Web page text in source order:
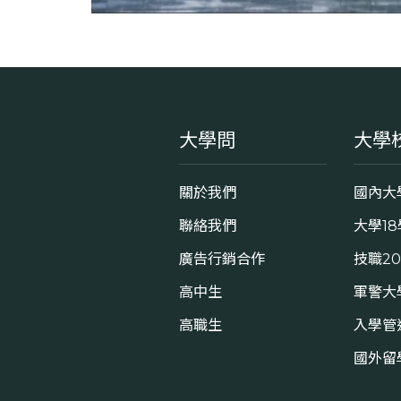
大學問
關於我們
聯絡我們
廣告行銷合作
高中生
高職生
大學
國內大
大學
技職
軍警大
入學管
國外留